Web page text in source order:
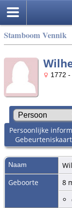
Stamboom Vennik
1772
Persoonlijke
Gebeurteniskaart
Naam
Geboorte
8